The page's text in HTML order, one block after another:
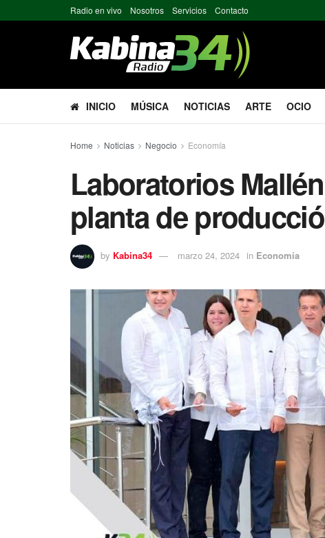
Radio en vivo Nosotros Servicios Contacto
INICIO MÚSICA NOTICIAS ARTE OCIO
Home Noticias Negocio Economía
Laboratorios
planta de
by Kabina34 marzo 24, 2024 in Economía